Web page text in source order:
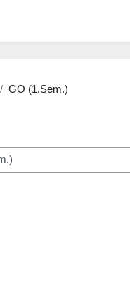
GO (1.Sem.)